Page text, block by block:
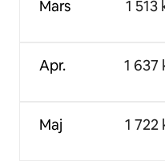
Mars
Apr.
Maj
1 513
1 637
1 722